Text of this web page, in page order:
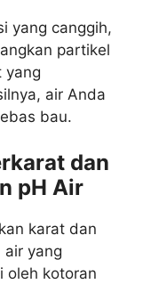
yang canggih,
partikel
yang
air Anda
bau.
dan
pH Air
karat dan
air yang
oleh kotoran